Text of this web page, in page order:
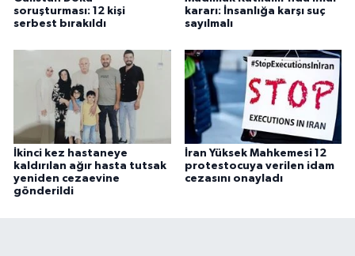
soruşturması: 12 kişi
serbest bırakıldı
kararı: İnsanlığa karşı suç
sayılmalı
İkinci kez hastaneye
kaldırılan ağır hasta tutsak
yeniden cezaevine
gönderildi
İran Yüksek Mahkemesi 12
protestocuya verilen idam
cezasını onayladı